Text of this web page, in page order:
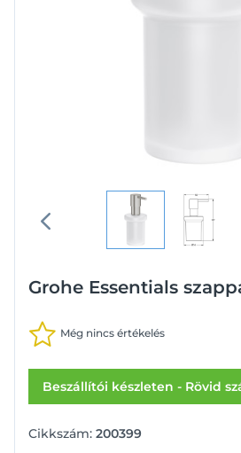
Grohe Essentials
Még nincs értékelés
Beszállítói készleten - Rövid
Cikkszám: 200399